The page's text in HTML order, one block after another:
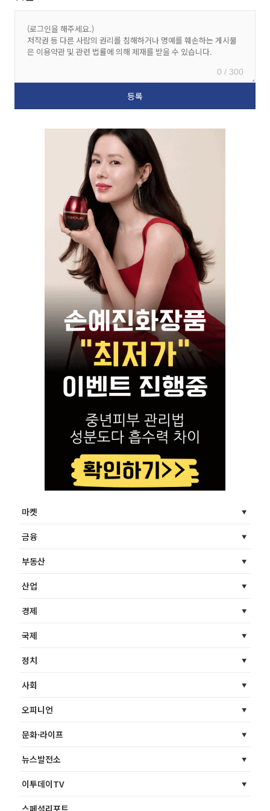
0 / 300
마켓
금융
부동산
산업
경제
국제
정치
사회
오피니언
문화·라이프
뉴스발전소
이투데이TV